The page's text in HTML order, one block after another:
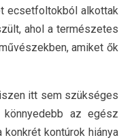
ecsetfoltokból alkottak
ahol a természetes
amiket ők
itt sem szükséges
könnyedebb az egész
kontúrok hiánya